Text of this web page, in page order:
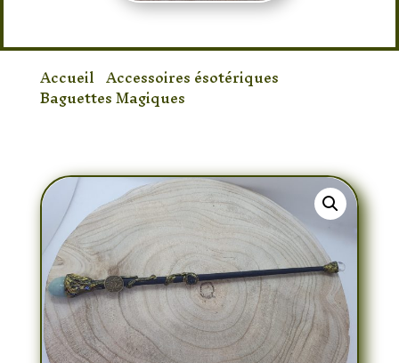
Accueil Accessoires ésotériques
Baguettes Magiques